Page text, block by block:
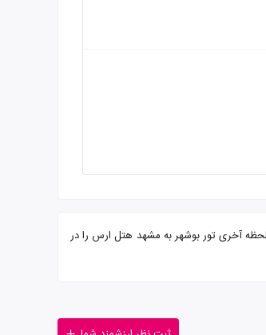
پکیج‌های متنوع لحظه آخری تور بوشهر به مشهد هتل ارس را در